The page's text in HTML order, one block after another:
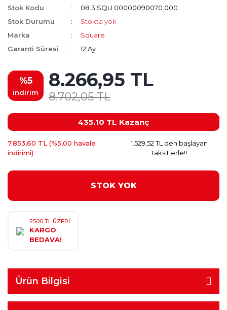
Stok Kodu
08.3.SQU.00000090070.000
Stok Durumu
Stokta yok
Marka
Square
Garanti Süresi
12 Ay
%5
indirim
8.266,95 TL
8.702,05 TL
435.10 TL Kazanç
7.853,60 TL (%5,00 havale
indirimi)
1.529,52 TL den başlayan
taksitlerle!!
STOK YOK
2500 TL ÜZERİ
KARGO
BEDAVA!
Ürün Bilgisi